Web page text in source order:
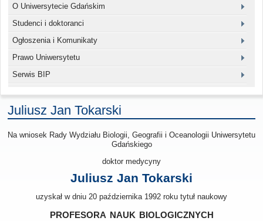
O Uniwersytecie Gdańskim
Studenci i doktoranci
Ogłoszenia i Komunikaty
Prawo Uniwersytetu
Serwis BIP
Juliusz Jan Tokarski
Na wniosek Rady Wydziału Biologii, Geografii i Oceanologii Uniwersytetu
Gdańskiego
doktor medycyny
Juliusz Jan Tokarski
uzyskał w dniu 20 października 1992 roku tytuł naukowy
profesora nauk biologicznych